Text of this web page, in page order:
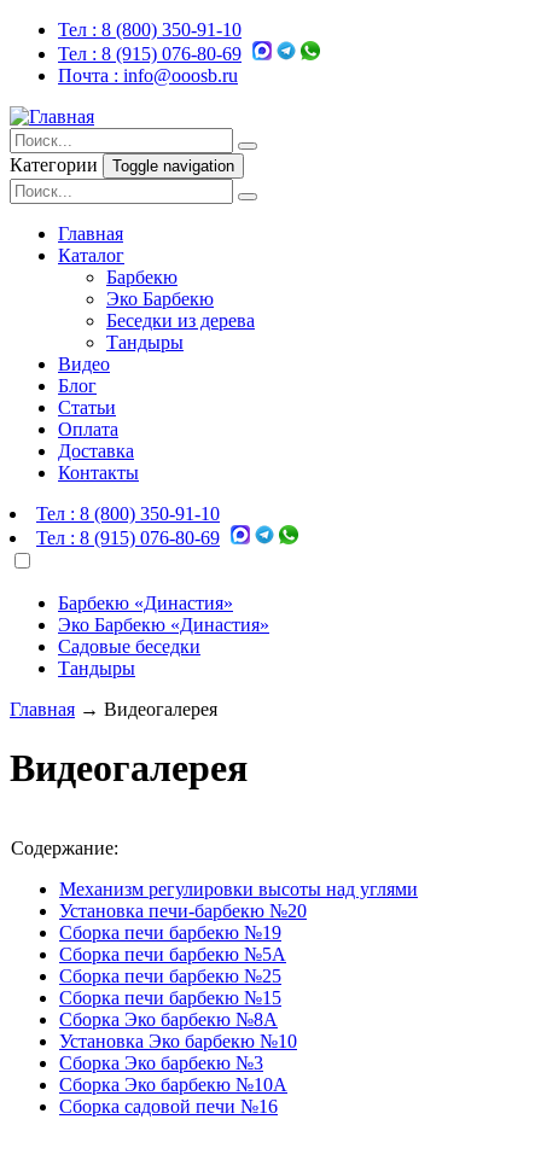
Тел : 8 (800) 350-91-10
Тел : 8 (915) 076-80-69
Почта : info@ooosb.ru
Категории Toggle navigation
Главная
Каталог
Барбекю
Эко Барбекю
Беседки из дерева
Тандыры
Видео
Блог
Статьи
Оплата
Доставка
Контакты
Тел : 8 (800) 350-91-10
Тел : 8 (915) 076-80-69
Барбекю «Династия»
Эко Барбекю «Династия»
Садовые беседки
Тандыры
Главная → Видеогалерея
Видеогалерея
Содержание:
Механизм регулировки высоты над углями
Установка печи-барбекю №20
Сборка печи барбекю №19
Сборка печи барбекю №5А
Сборка печи барбекю №25
Сборка печи барбекю №15
Сборка Эко барбекю №8А
Установка Эко барбекю №10
Сборка Эко барбекю №3
Сборка Эко барбекю №10А
Сборка садовой печи №16